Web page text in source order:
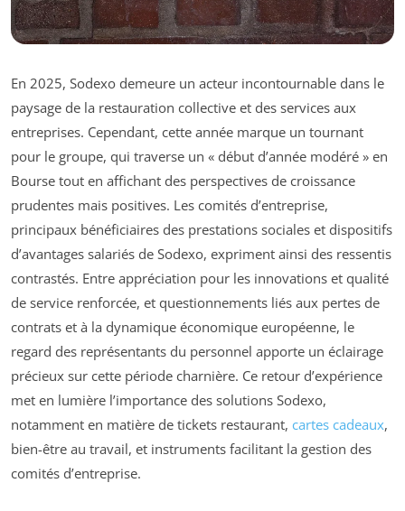
En 2025, Sodexo demeure un acteur incontournable dans le
paysage de la restauration collective et des services aux
entreprises. Cependant, cette année marque un tournant
pour le groupe, qui traverse un « début d’année modéré » en
Bourse tout en affichant des perspectives de croissance
prudentes mais positives. Les comités d’entreprise,
principaux bénéficiaires des prestations sociales et dispositifs
d’avantages salariés de Sodexo, expriment ainsi des ressentis
contrastés. Entre appréciation pour les innovations et qualité
de service renforcée, et questionnements liés aux pertes de
contrats et à la dynamique économique européenne, le
regard des représentants du personnel apporte un éclairage
précieux sur cette période charnière. Ce retour d’expérience
met en lumière l’importance des solutions Sodexo,
notamment en matière de tickets restaurant, cartes cadeaux,
bien-être au travail, et instruments facilitant la gestion des
comités d’entreprise.